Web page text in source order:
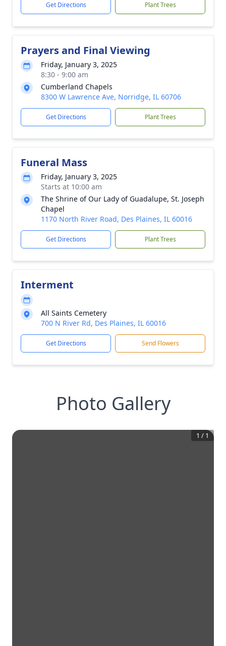
Get Directions Plant Trees
Prayers and Final Viewing
Friday, January 3, 2025
8:30 - 9:00 am
Cumberland Chapels
8300 W Lawrence Ave, Norridge, IL 60706
Get Directions Plant Trees
Funeral Mass
Friday, January 3, 2025
Starts at 10:00 am
The Shrine of Our Lady of Guadalupe, St. Joseph
Chapel
1170 North River Road, Des Plaines, IL 60016
Get Directions Plant Trees
Interment
All Saints Cemetery
700 N River Rd, Des Plaines, IL 60016
Get Directions Send Flowers
Photo Gallery
1 / 1